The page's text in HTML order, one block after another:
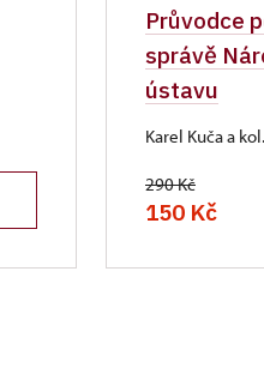
Průvodce
správě
ústavu
Karel Kuča a kol.
290 Kč
150 Kč